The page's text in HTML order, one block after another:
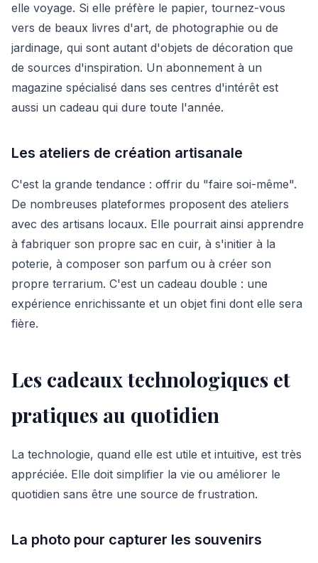
elle voyage. Si elle préfère le papier, tournez-vous
vers de beaux livres d'art, de photographie ou de
jardinage, qui sont autant d'objets de décoration que
de sources d'inspiration. Un abonnement à un
magazine spécialisé dans ses centres d'intérêt est
aussi un cadeau qui dure toute l'année.
Les ateliers de création artisanale
C'est la grande tendance : offrir du "faire soi-même".
De nombreuses plateformes proposent des ateliers
avec des artisans locaux. Elle pourrait ainsi apprendre
à fabriquer son propre sac en cuir, à s'initier à la
poterie, à composer son parfum ou à créer son
propre terrarium. C'est un cadeau double : une
expérience enrichissante et un objet fini dont elle sera
fière.
Les cadeaux technologiques et
pratiques au quotidien
La technologie, quand elle est utile et intuitive, est très
appréciée. Elle doit simplifier la vie ou améliorer le
quotidien sans être une source de frustration.
La photo pour capturer les souvenirs